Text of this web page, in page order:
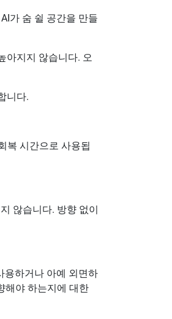
가 숨 쉴 공간을 만들
아지지 않습니다. 오
니다.
복 시간으로 사용됩
않습니다. 방향 없이
용하거나 아예 외면하
해야 하는지에 대한